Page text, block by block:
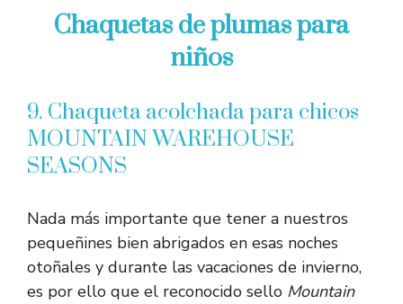
Chaquetas de plumas para
niños
9. Chaqueta acolchada para chicos
MOUNTAIN WAREHOUSE
SEASONS
Nada más importante que tener a nuestros
pequeñines bien abrigados en esas noches
otoñales y durante las vacaciones de invierno,
es por ello que el reconocido sello Mountain